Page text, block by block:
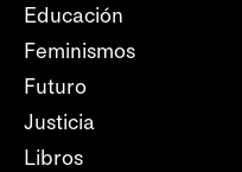
Educación
Feminismos
Futuro
Justicia
Libros